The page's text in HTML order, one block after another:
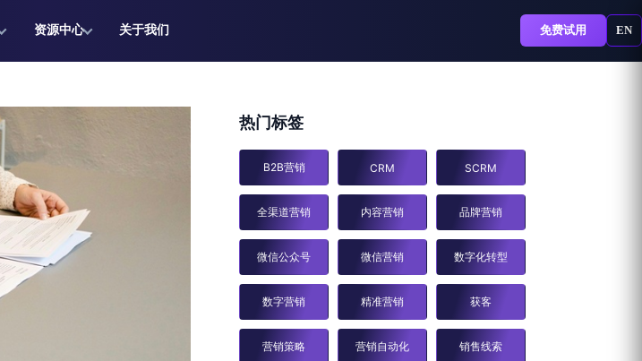
资源中心 关于我们 免费试用 EN
热门标签
B2B营销 CRM SCRM
全渠道营销 内容营销 品牌营销
微信公众号 微信营销 数字化转型
数字营销 精准营销 获客
营销策略 营销自动化 销售线索